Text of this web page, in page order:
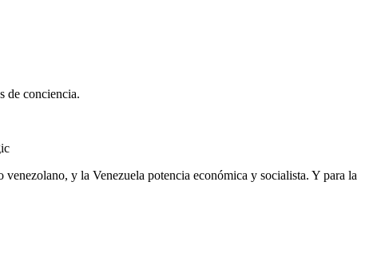
de conciencia.
y la Venezuela potencia económica y socialista. Y para la